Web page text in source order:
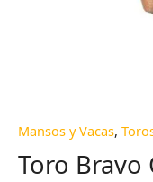
Mansos y Vacas,
Toro Bravo